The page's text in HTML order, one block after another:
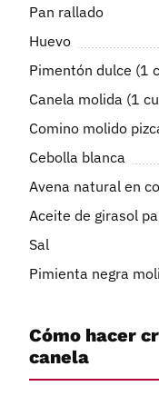
Pan rallado
Huevo
Pimentón dulce (1
Canela molida (1
Comino molido
Cebolla blanca
Avena natural en
Aceite de girasol
Sal
Pimienta negra
Cómo hacer
canela